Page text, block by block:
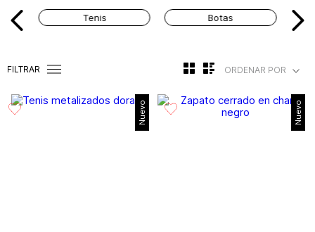
Tenis Botas
FILTRAR ORDENAR POR
Nuevo Nuevo